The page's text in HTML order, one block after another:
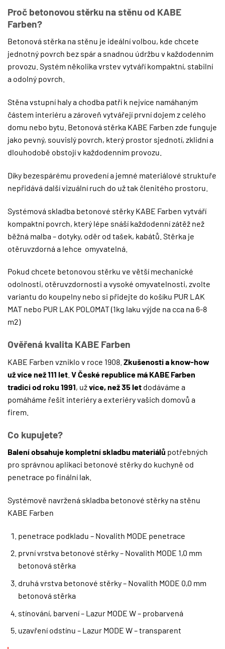
Proč betonovou stěrku na stěnu od KABE
Farben?
Betonová stěrka na stěnu je ideální volbou, kde chcete
jednotný povrch bez spár a snadnou údržbu v každodenním
provozu. Systém několika vrstev vytváří kompaktní, stabilní
a odolný povrch.
Stěna vstupní haly a chodba patří k nejvíce namáhaným
částem interiéru a zároveň vytvářejí první dojem z celého
domu nebo bytu. Betonová stěrka KABE Farben zde funguje
jako pevný, souvislý povrch, který prostor sjednotí, zklidní a
dlouhodobě obstojí v každodenním provozu.
Díky bezespárému provedení a jemné materiálové struktuře
nepřidává další vizuální ruch do už tak členitého prostoru.
Systémová skladba betonové stěrky KABE Farben vytváří
kompaktní povrch, který lépe snáší každodenní zátěž než
běžná malba – dotyky, oděr od tašek, kabátů. Stěrka je
otěruvzdorná a lehce omyvatelná.
Pokud chcete betonovou stěrku ve větší mechanické
odolnosti, otěruvzdornosti a vysoké omyvatelnosti, zvolte
variantu do koupelny nebo si přidejte do košíku PUR LAK
MAT nebo PUR LAK POLOMAT(1kg laku výjde na cca na 6-8
m2)
Ověřená kvalita KABE Farben
KABE Farben vzniklo v roce 1908. Zkušenosti a know-how
už více než 111 let V České republice má KABE Farben
tradici od roku 1991, užvíce, než 35 let dodáváme a
pomáháme řešit interiéry a exteriéry vašich domovů a
firem.
Co kupujete?
Balení obsahuje kompletní skladbu materiálů potřebných
pro správnou aplikaci betonové stěrky do kuchyně od
penetrace po finální lak.
Systémově navržená skladba betonové stěrky na stěnu
KABE Farben
penetrace podkladu – Novalith MODE penetrace
první vrstva betonové stěrky – Novalith MODE 1,0 mm
betonová stěrka
druhá vrstva betonové stěrky – Novalith MODE 0,0 mm
betonová stěrka
stínování, barvení – Lazur MODE W – probarvená
uzavření odstínu – Lazur MODE W – transparent